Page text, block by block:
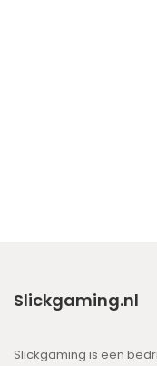
Slickgaming.nl
Slickgaming is een